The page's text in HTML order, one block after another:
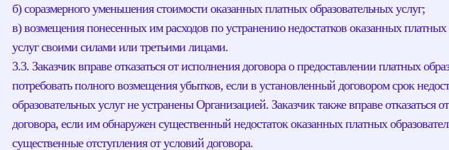
б) соразмерного уменьшения стоимости оказанных платных образовательных услуг;
в) возмещения понесенных им расходов по устранению недостатков оказанных платных
услуг своими силами или третьими лицами.
3.3. Заказчик вправе отказаться от исполнения договора о предоставлении платных
потребовать полного возмещения убытков, если в установленный договором срок
образовательных услуг не устранены Организацией. Заказчик также вправе отказаться
договора, если им обнаружен существенный недостаток оказанных платных
существенные отступления от условий договора.